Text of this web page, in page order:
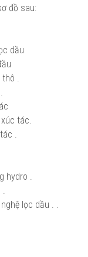
đồ sau:
dầu
thô .
tác.
.
hydro .
.
lọc dầu . .